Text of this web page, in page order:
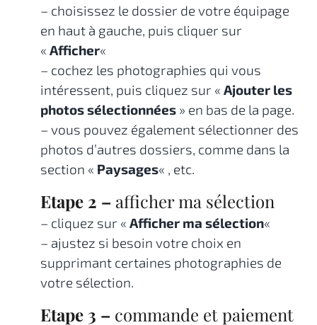
– choisissez le dossier de votre équipage
en haut à gauche, puis cliquer sur
« Afficher«
– cochez les photographies qui vous
intéressent, puis cliquez sur « Ajouter les
photos sélectionnées » en bas de la page.
– vous pouvez également sélectionner des
photos d’autres dossiers, comme dans la
section « Paysages« , etc.
Etape 2 – afficher ma sélection
– cliquez sur « Afficher ma sélection«
– ajustez si besoin votre choix en
supprimant certaines photographies de
votre sélection.
Etape 3 – commande et paiement